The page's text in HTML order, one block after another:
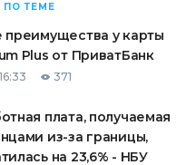
ВИНЬЕТКА
СОТРУДНИКОВ
ОТ
СЛУЧАЕВ
ВОПРОСЫ И ОТВЕТЫ
ПУТЕВОДИТЕЛИ ПО
ПО ТЕМЕ
преимущества у карты
Plus от ПриватБанк
371
плата, получаемая
из-за границы,
на 23,6% - НБУ